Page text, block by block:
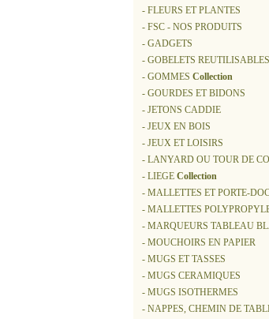
- FLEURS ET PLANTES
- FSC - NOS PRODUITS
- GADGETS
- GOBELETS REUTILISABLES
- GOMMES Collection
- GOURDES ET BIDONS
- JETONS CADDIE
- JEUX EN BOIS
- JEUX ET LOISIRS
- LANYARD OU TOUR DE
- LIEGE Collection
- MALLETTES ET PORTE-
- MALLETTES
- MARQUEURS TABLEAU
- MOUCHOIRS EN PAPIER
- MUGS ET TASSES
- MUGS CERAMIQUES
- MUGS ISOTHERMES
- NAPPES, CHEMIN DE